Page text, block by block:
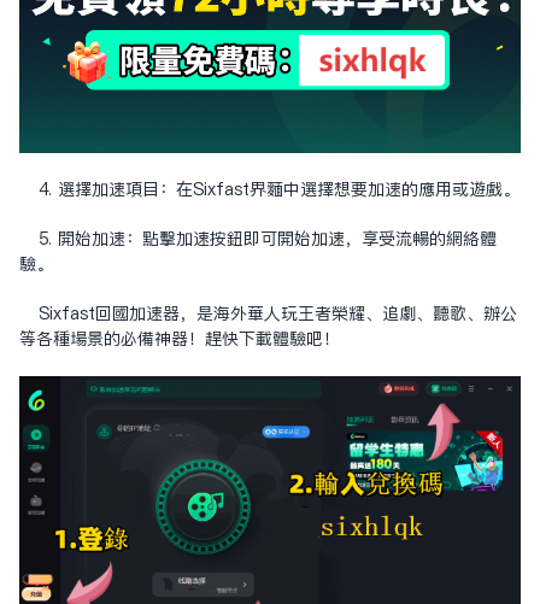
4. 選擇加速項目：在Sixfast界面中選擇想要加速的應用或遊戲。
5. 開始加速：點擊加速按鈕即可開始加速，享受流暢的網絡體
驗。
Sixfast回國加速器，是海外華人玩王者榮耀、追劇、聽歌、辦公
等各種場景的必備神器！趕快下載體驗吧！